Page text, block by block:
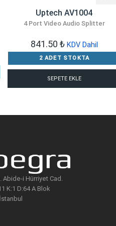
₺.
Uptech AV1004
4 Port Video Audio Splitter
841.50 ₺ KDV Dahil
2 ADET STOKTA
SEPETE EKLE
i Hürriyet Cad.
K:1 D:64 A Blok